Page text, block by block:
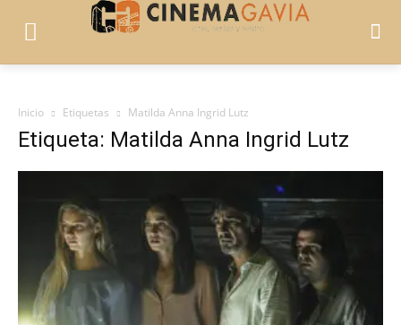
Inicio Etiquetas Matilda Anna Ingrid Lutz
Etiqueta: Matilda Anna Ingrid Lutz